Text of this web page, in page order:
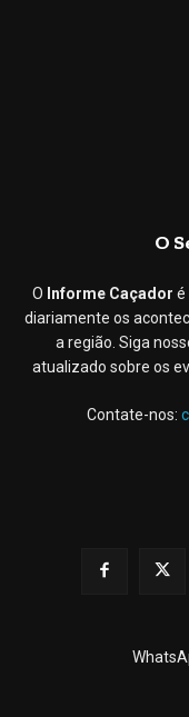
O
O Informe Caçador é
diariamente os
a região. Siga
atualizado sobre os
Contate-nos: